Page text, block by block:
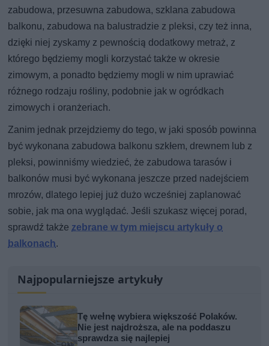
zabudowa, przesuwna zabudowa, szklana zabudowa
balkonu, zabudowa na balustradzie z pleksi, czy też inna,
dzięki niej zyskamy z pewnością dodatkowy metraż, z
którego będziemy mogli korzystać także w okresie
zimowym, a ponadto będziemy mogli w nim uprawiać
różnego rodzaju rośliny, podobnie jak w ogródkach
zimowych i oranżeriach.
Zanim jednak przejdziemy do tego, w jaki sposób powinna
być wykonana zabudowa balkonu szkłem, drewnem lub z
pleksi, powinniśmy wiedzieć, że zabudowa tarasów i
balkonów musi być wykonana jeszcze przed nadejściem
mrozów, dlatego lepiej już dużo wcześniej zaplanować
sobie, jak ma ona wyglądać. Jeśli szukasz więcej porad,
sprawdź także zebrane w tym miejscu artykuły o
balkonach.
Najpopularniejsze artykuły
Tę wełnę wybiera większość Polaków.
Nie jest najdroższa, ale na poddaszu
sprawdza się najlepiej